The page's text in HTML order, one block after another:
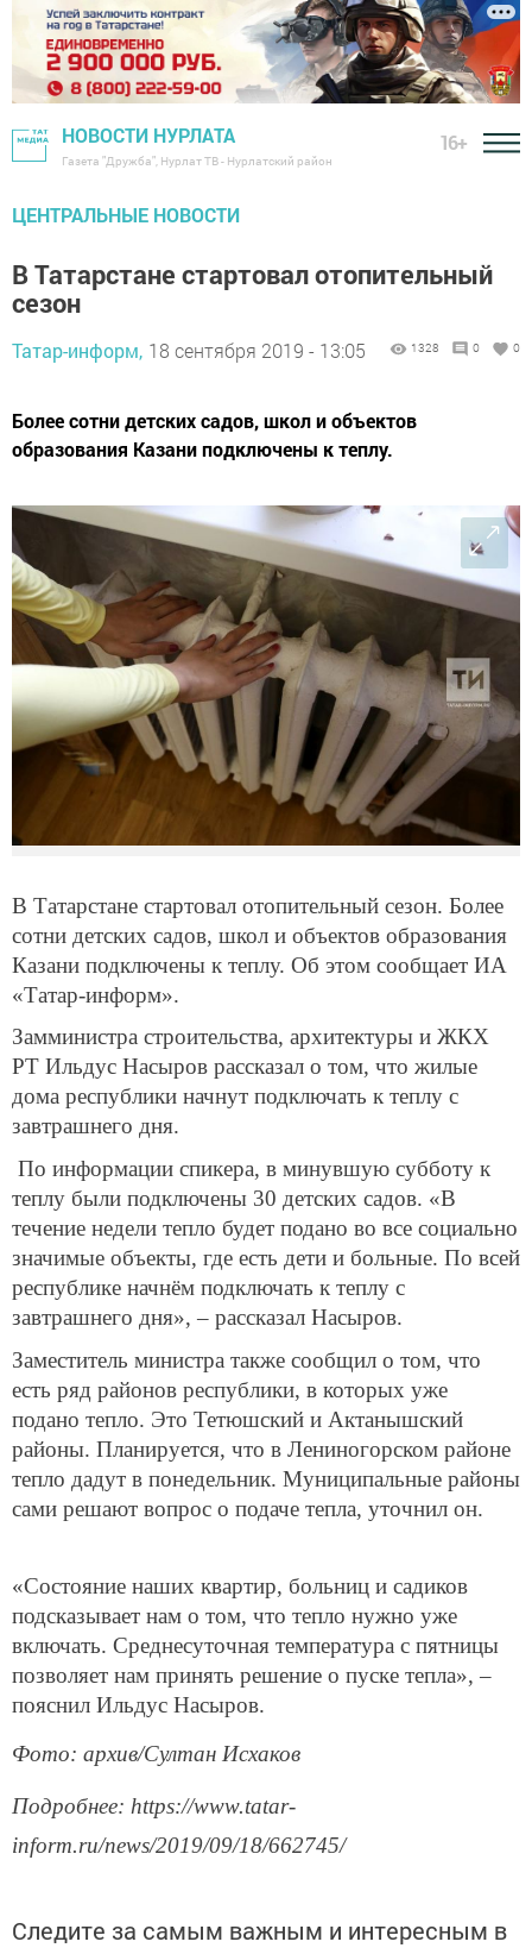
НОВОСТИ НУРЛАТА
Газета "Дружба", Нурлат ТВ - Нурлатский район
16+
ЦЕНТРАЛЬНЫЕ НОВОСТИ
В Татарстане стартовал отопительный
сезон
Татар-информ, 18 сентября 2019 - 13:05 1328 0 0
Более сотни детских садов, школ и объектов
образования Казани подключены к теплу.
В Татарстане стартовал отопительный сезон. Более
сотни детских садов, школ и объектов образования
Казани подключены к теплу. Об этом сообщает ИА
«Татар-информ».
Замминистра строительства, архитектуры и ЖКХ
РТ Ильдус Насыров рассказал о том, что жилые
дома республики начнут подключать к теплу с
завтрашнего дня.
По информации спикера, в минувшую субботу к
теплу были подключены 30 детских садов. «В
течение недели тепло будет подано во все социально
значимые объекты, где есть дети и больные. По всей
республике начнём подключать к теплу с
завтрашнего дня», – рассказал Насыров.
Заместитель министра также сообщил о том, что
есть ряд районов республики, в которых уже
подано тепло. Это Тетюшский и Актанышский
районы. Планируется, что в Лениногорском районе
тепло дадут в понедельник. Муниципальные районы
сами решают вопрос о подаче тепла, уточнил он.
«Состояние наших квартир, больниц и садиков
подсказывает нам о том, что тепло нужно уже
включать. Среднесуточная температура с пятницы
позволяет нам принять решение о пуске тепла», –
пояснил Ильдус Насыров.
Фото: архив/Султан Исхаков
Подробнее: https://www.tatar-
inform.ru/news/2019/09/18/662745/
Следите за самым важным и интересным в